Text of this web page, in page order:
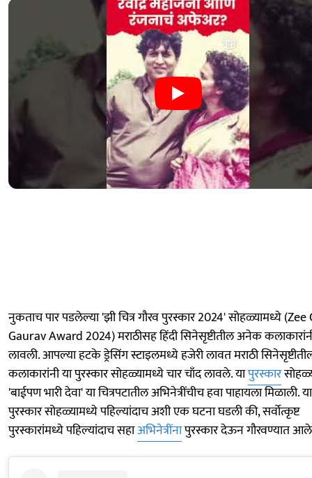
नुकताच पार पडलेल्या 'झी चित्र गौरव पुरस्कार 2024' सोहळ्यामध्ये
Gaurav Award 2024) मराठीसह हिंदी सिनेसृष्टीतील अनेक
लावली. आपल्या हटके ड्रेसिंग स्टाइलमध्ये हजेरी लावत मराठी
कलाकारांनी या पुरस्कार सोहळ्यामध्ये चार चाँद लावले. यापुरस्कार
'बाईपण भारी देवा' या चित्रपटातील अभिनेत्रींचीच हवा पाहायला मिळाली. या
पुरस्कार सोहळ्यामध्ये पहिल्यांदाच अशी एक घटना घडली की, सर्वोत्कृष्ट
पुरस्कारांमध्ये पहिल्यांदाच सहाअभिनेत्रींनापुरस्कार देऊन गौरवण्यात